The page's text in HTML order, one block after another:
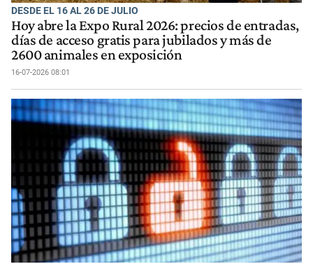
DESDE EL 16 AL 26 DE JULIO
Hoy abre la Expo Rural 2026: precios de entradas,
días de acceso gratis para jubilados y más de
2600 animales en exposición
16-07-2026 08:01